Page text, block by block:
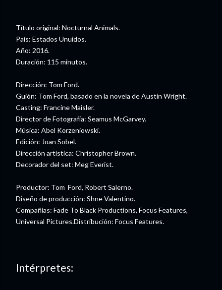
Título original: Nocturnal Animals.
País: Estados Unuidos.
Año: 2016.
Duración: 115 minutos.
Dirección: Tom Ford.
Guión: Tom Ford, basado en la novela de Austin Wright.
Casting: Francine Maisler.
Director de Fotografía: Seamus McGarvey.
Música: Abel Korzeniowski.
Edición: Joan Sobel.
Dirección artística: Christopher Brown.
Decorador del set: Meg Everist.
Productor: Tom Ford, Robert Salerno.
Diseño de producción: Shne Valentino.
Compañías: Fade To Black Productions, Focus Features,
Universal Pictures.Distribución: Focus Features.
Intérpretes: